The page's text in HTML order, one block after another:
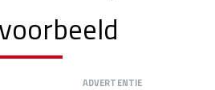
ADVERTENTIE